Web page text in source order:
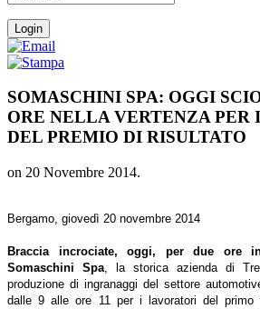
SOMASCHINI SPA: OGGI
ORE NELLA VERTENZA PER
DEL PREMIO DI RISULTATO
on 20 Novembre 2014.
Bergamo, giovedì 20 novembre 2014
Braccia incrociate, oggi, per due
Somaschini Spa, la storica azienda di
produzione di ingranaggi del settore
dalle 9 alle ore 11 per i lavoratori del primo